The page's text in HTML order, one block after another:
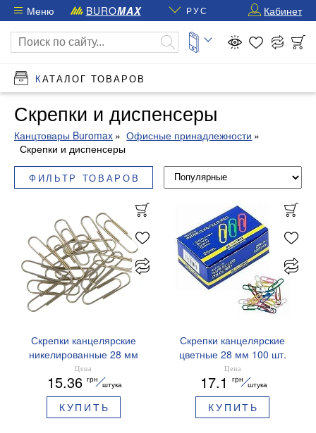
Меню BUROMAX РУС Кабинет
КАТАЛОГ ТОВАРОВ
Скрепки и диспенсеры
Канцтовары Buromax
Офисные принадлежности
Скрепки и диспенсеры
ФИЛЬТР ТОВАРОВ
Скрепки канцелярские
никелированные 28 мм
100 шт.Buromax BM.5005
Цена
15.36 грн
штука
КУПИТЬ
Скрепки канцелярские
цветные 28 мм 100 шт.
Buromax BM.5015
Цена
17.1 грн
штука
КУПИТЬ